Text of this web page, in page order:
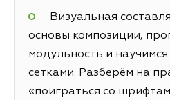
Визуальная
основы композиции,
модульность и
сетками. Разберём на
«поиграться со